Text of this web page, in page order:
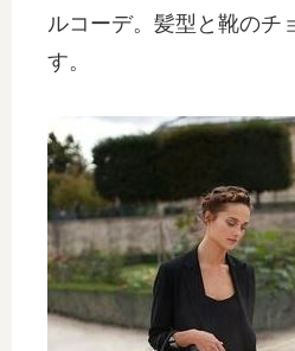
ルコーデ。髪型と靴のチ
す。